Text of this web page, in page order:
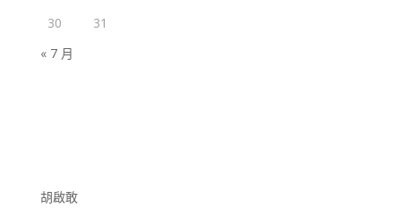
30
31
« 7 月
胡啟敢